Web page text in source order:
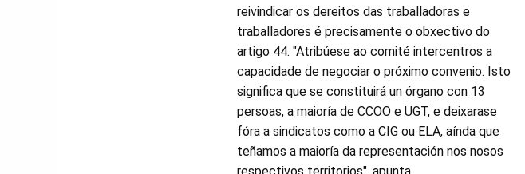
reivindicar os dereitos das traballadoras e
traballadores é precisamente o obxectivo do
artigo 44. "Atribúese ao comité intercentros a
capacidade de negociar o próximo convenio. Isto
significa que se constituirá un órgano con 13
persoas, a maioría de CCOO e UGT, e deixarase
fóra a sindicatos como a CIG ou ELA, aínda que
teñamos a maioría da representación nos nosos